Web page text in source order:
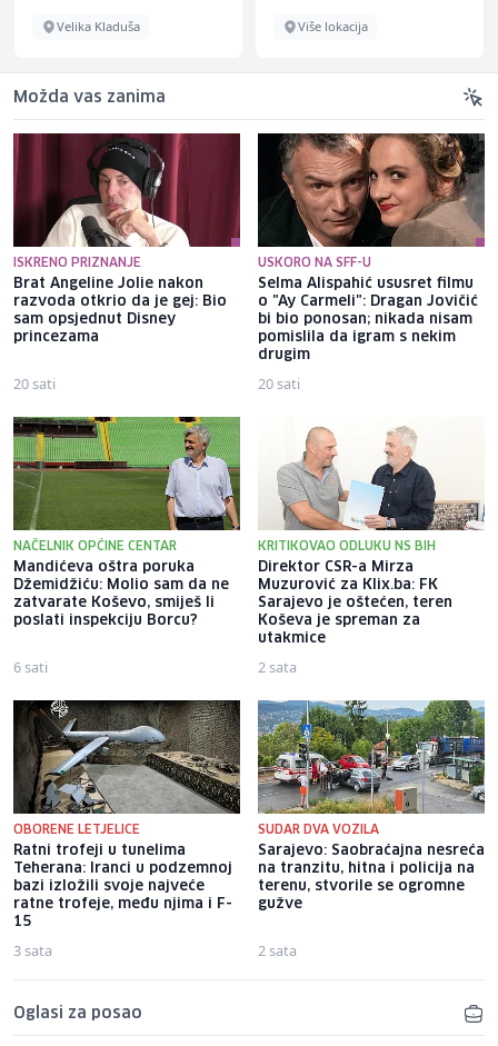
Velika Kladuša Više lokacija
Možda vas zanima
ISKRENO PRIZNANJE
Brat Angeline Jolie nakon
razvoda otkrio da je gej: Bio
sam opsjednut Disney
princezama
20 sati
USKORO NA SFF-U
Selma Alispahić ususret filmu
o "Ay Carmeli": Dragan Jovičić
bi bio ponosan; nikada nisam
pomislila da igram s nekim
drugim
20 sati
NAČELNIK OPĆINE CENTAR
Mandićeva oštra poruka
Džemidžiću: Molio sam da ne
zatvarate Koševo, smiješ li
poslati inspekciju Borcu?
6 sati
KRITIKOVAO ODLUKU NS BIH
Direktor CSR-a Mirza
Muzurović za Klix.ba: FK
Sarajevo je oštećen, teren
Koševa je spreman za
utakmice
2 sata
OBORENE LETJELICE
Ratni trofeji u tunelima
Teherana: Iranci u podzemnoj
bazi izložili svoje najveće
ratne trofeje, među njima i F-
15
3 sata
SUDAR DVA VOZILA
Sarajevo: Saobraćajna nesreća
na tranzitu, hitna i policija na
terenu, stvorile se ogromne
gužve
2 sata
Oglasi za posao